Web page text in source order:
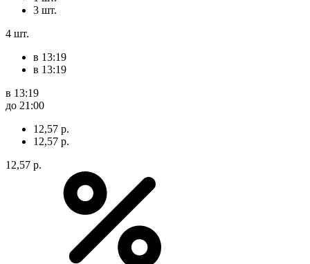
3 шт.
4 шт.
в 13:19
в 13:19
в 13:19
до 21:00
12,57 р.
12,57 р.
12,57 р.